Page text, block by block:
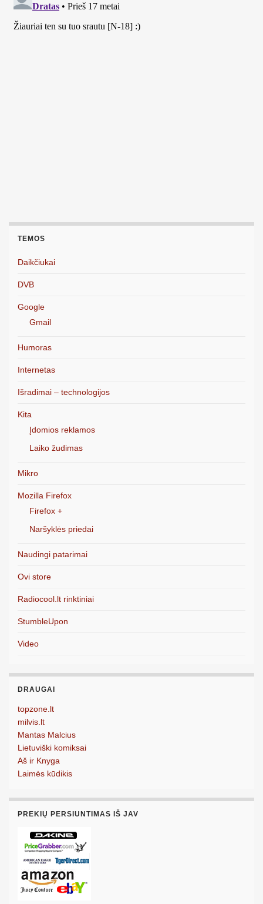
TEMOS
Daikčiukai
DVB
Google
Gmail
Humoras
Internetas
Išradimai – technologijos
Kita
Įdomios reklamos
Laiko žudimas
Mikro
Mozilla Firefox
Firefox +
Naršyklės priedai
Naudingi patarimai
Ovi store
Radiocool.lt rinktiniai
StumbleUpon
Video
DRAUGAI
topzone.lt
milvis.lt
Mantas Malcius
Lietuviški komiksai
Aš ir Knyga
Laimės kūdikis
PREKIŲ PERSIUNTIMAS IŠ JAV